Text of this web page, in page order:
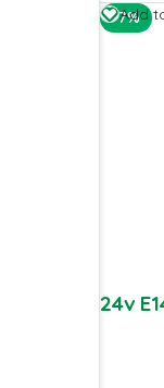
-7%
Add
24v